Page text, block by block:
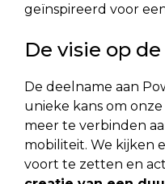
geïnspireerd voor
De visie op
De deelname aan
unieke kans om
meer te verbinden
mobiliteit. We kijken
voort te zetten en